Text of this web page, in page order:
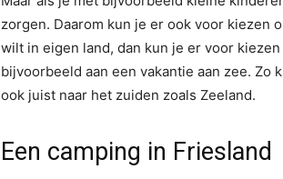
zorgen. Daarom kun je er ook voor kiezen
wilt in eigen land, dan kun je er voor
bijvoorbeeld aan een vakantie aan zee. Zo
ook juist naar het zuiden zoals Zeeland.
Een camping in Friesland